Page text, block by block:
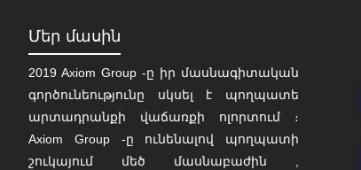
Մեր մասին
2019 Axiom Group -ը իր մասնագիտական
գործունեությունը սկսել է պողպատե
արտադրանքի վաճառքի ոլորտում ։
Axiom Group -ը ունենալով պողպատի
շուկայում մեծ մասնաբաժին ,